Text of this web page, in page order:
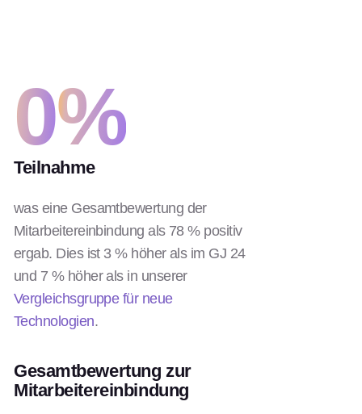
0%
Teilnahme
was eine Gesamtbewertung der
Mitarbeitereinbindung als 78 % positiv
ergab. Dies ist 3 % höher als im GJ 24
und 7 % höher als in unserer
Vergleichsgruppe für neue
Technologien.
Gesamtbewertung zur
Mitarbeitereinbindung